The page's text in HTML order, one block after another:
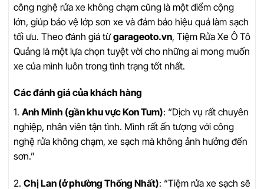
công nghệ rửa xe không chạm cũng là một điểm cộng
lớn, giúp bảo vệ lớp sơn xe và đảm bảo hiệu quả làm sạch
tối ưu. Theo đánh giá từgarageoto.vn, Tiệm Rửa Xe Ô Tô
Quảng là một lựa chọn tuyệt vời cho những ai mong muốn
xe của mình luôn trong tình trạng tốt nhất.
Các đánh giá của khách hàng
1. Anh Minh (gần khu vực Kon Tum): “Dịch vụ rất chuyên
nghiệp, nhân viên tận tình. Mình rất ấn tượng với công
nghệ rửa không chạm, xe sạch mà không ảnh hưởng đến
sơn.”
2. Chị Lan (ở phường Thống Nhất): “Tiệm rửa xe sạch sẽ